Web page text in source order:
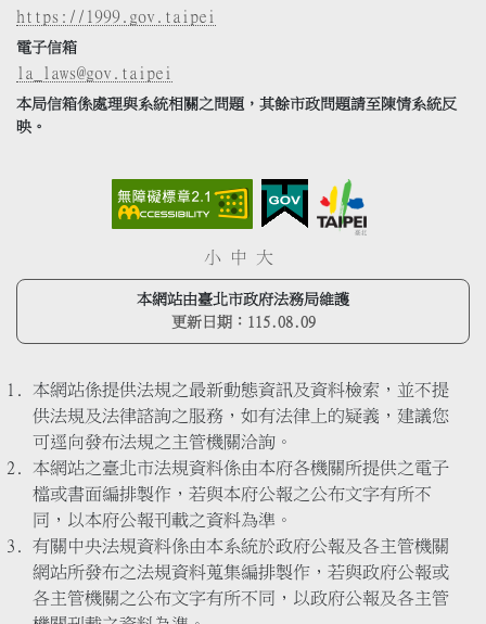
https://1999.gov.taipei
電子信箱
la_laws@gov.taipei
本局信箱係處理與系統相關之問題，其餘市政問題請至陳情系統反
映。
小 中 大
本網站由臺北市政府法務局維護
更新日期： 115.08.09
本網站係提供法規之最新動態資訊及資料檢索，並不提
供法規及法律諮詢之服務，如有法律上的疑義，建議您
可逕向發布法規之主管機關洽詢。
本網站之臺北市法規資料係由本府各機關所提供之電子
檔或書面編排製作，若與本府公報之公布文字有所不
同，以本府公報刊載之資料為準。
有關中央法規資料係由本系統於政府公報及各主管機關
網站所發布之法規資料蒐集編排製作，若與政府公報或
各主管機關之公布文字有所不同，以政府公報及各主管